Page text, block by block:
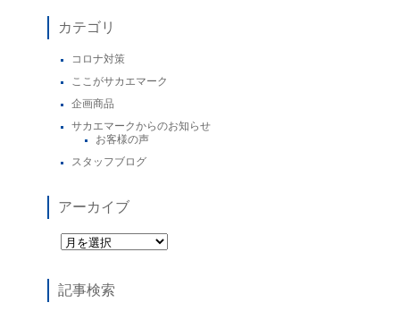
カテゴリ
コロナ対策
ここがサカエマーク
企画商品
サカエマークからのお知らせ
お客様の声
スタッフブログ
アーカイブ
記事検索